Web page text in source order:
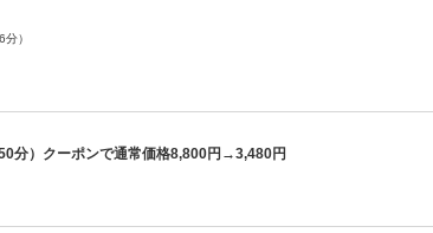
）
分）クーポンで通常価格8,800円→3,480円